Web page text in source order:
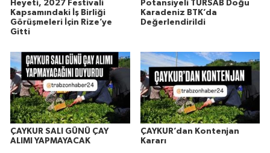
Heyeti, 2027 Festivali
Kapsamındaki İş Birliği
Görüşmeleri İçin Rize’ye
Gitti
Potansiyeli TÜRSAB Doğu
Karadeniz BTK’da
Değerlendirildi
ÇAYKUR SALI GÜNÜ ÇAY
ALIMI YAPMAYACAK
ÇAYKUR’dan Kontenjan
Kararı